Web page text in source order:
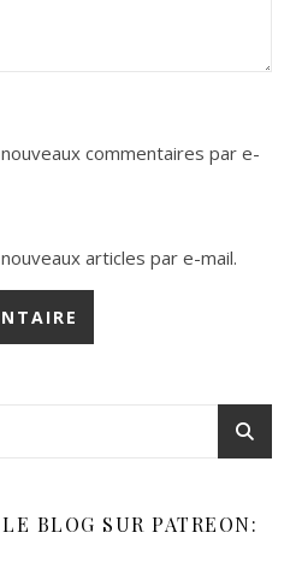
commentaires par e-
articles par e-mail.
BLOG SUR PATREON: